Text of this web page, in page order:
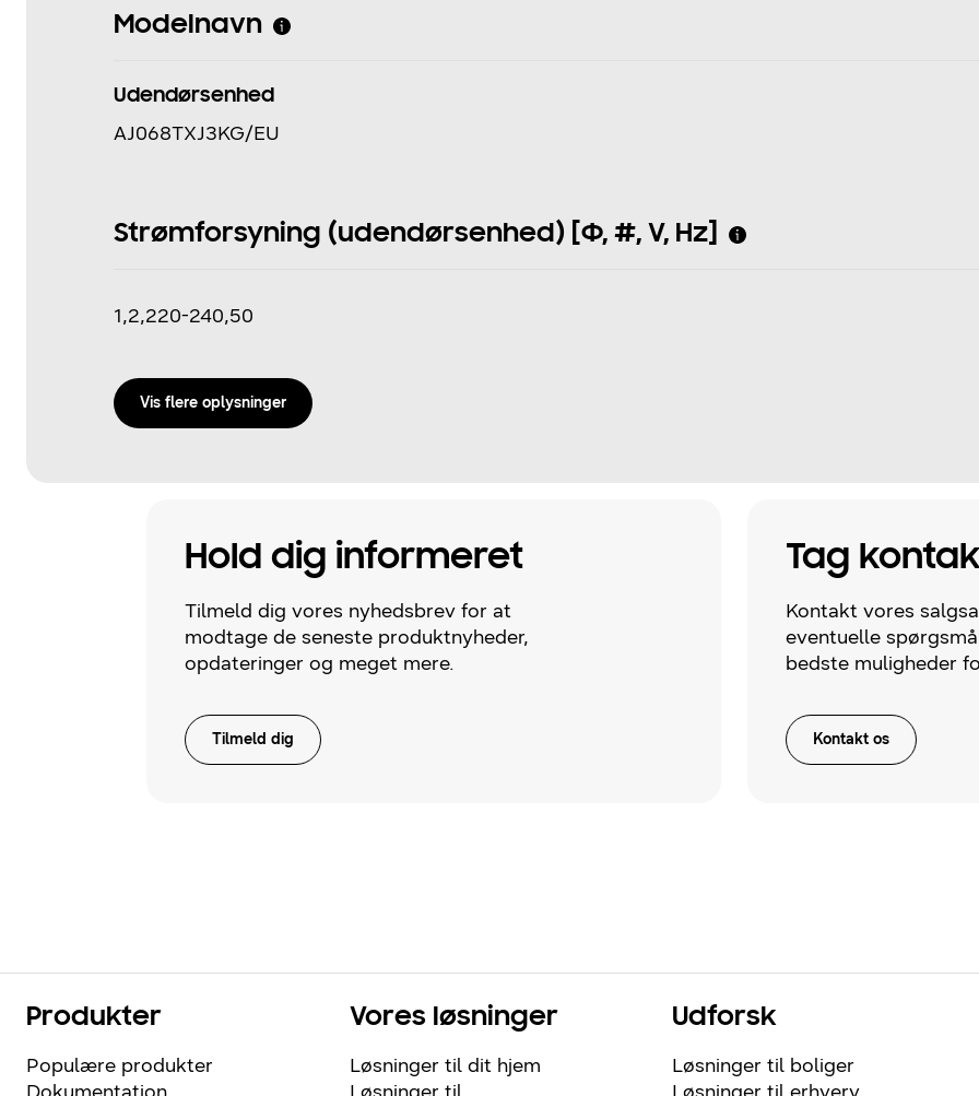
Modelnavn
Udendørsenhed
AJ068TXJ3KG/EU
Strømforsyning (udendørsenhed) [Φ, #, V, Hz]
1,2,220-240,50
Vis flere oplysninger
Hold dig informeret
Tilmeld dig vores nyhedsbrev for at
modtage de seneste produktnyheder,
opdateringer og meget mere.
Tilmeld dig
Tag
Kontakt vores
eventuelle
bedste muligheder
Kontakt os
Produkter
Populære produkter
Vores løsninger
Løsninger til dit hjem
Udforsk
Løsninger til boliger